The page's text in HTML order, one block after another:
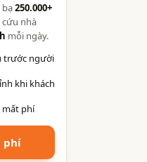
250.000+
nhà
mỗi ngày.
trước người
khi khách
mất phí
phí